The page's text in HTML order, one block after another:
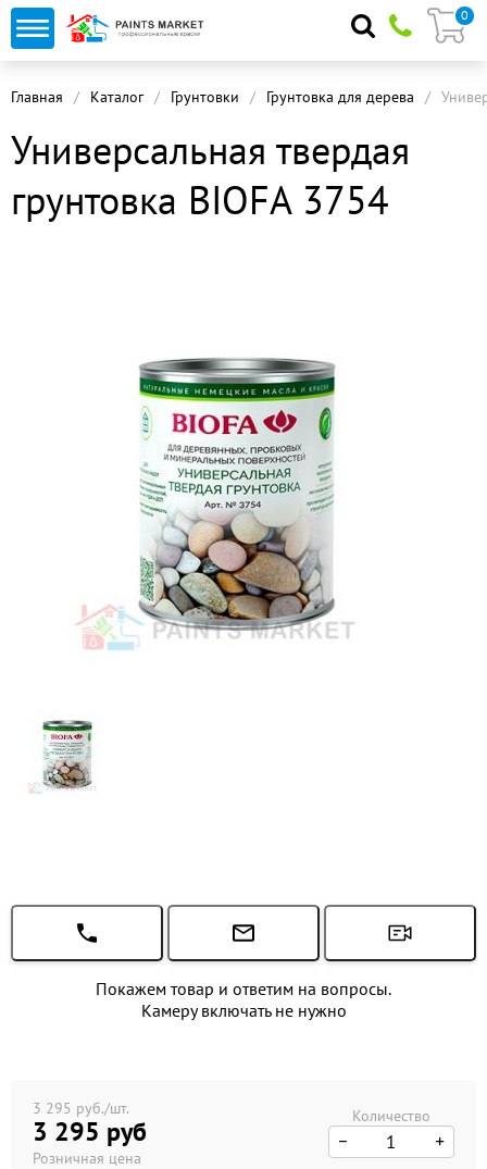
0
Главная Каталог Грунтовки Грунтовка для дерева
Универсальная твердая
грунтовка BIOFA 3754
Покажем товар и ответим на вопросы.
Камеру включать не нужно
3 295 руб./шт.
3 295 руб
Розничная цена
Количество